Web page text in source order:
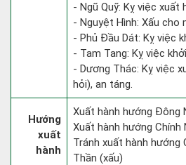
- Ngũ Quỹ: Kỵ việc xuất
- Nguyệt Hình: Xấu cho
- Phủ Đầu Dát: Kỵ việc
- Tam Tang: Kỵ việc
- Dương Thác: Kỵ việc
hỏi), an táng.
Hướng
xuất
hành
Xuất hành hướng Đông
Xuất hành hướng
Tránh xuất hành hướng
Thần (xấu)